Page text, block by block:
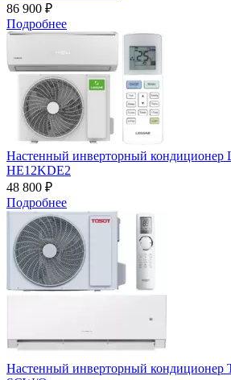
86 900 ₽
Подробнее
Настенный инверторный
HE12KDE2
48 800 ₽
Подробнее
Настенный инверторный кондиционер